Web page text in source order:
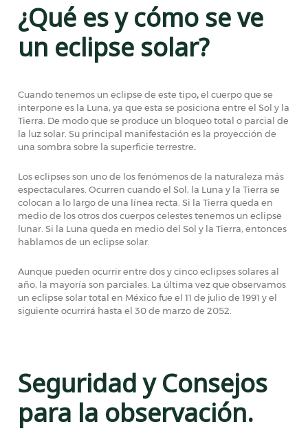
¿Qué es y cómo se ve
un eclipse solar?
Cuando tenemos un eclipse de este tipo,el cuerpo que se
interpone es la Luna, ya que esta se posiciona entre el Sol y la
Tierra. De modo que se produce un bloqueo total o parcial de
la luz solar. Su principal manifestación es la proyección de
una sombra sobre la superficie terrestre.
Los eclipses son uno de los fenómenos de la naturaleza más
espectaculares. Ocurren cuando el Sol, la Luna y la Tierra se
colocan a lo largo de una línea recta. Si la Tierra queda en
medio de los otros dos cuerpos celestes tenemos un eclipse
lunar. Si la Luna queda en medio del Sol y la Tierra, entonces
hablamos de un eclipse solar.
Aunque pueden ocurrir entre dos y cinco eclipses solares al
año, la mayoría son parciales. La última vez que observamos
un eclipse solar total en México fue el 11 de julio de 1991 y el
siguiente ocurrirá hasta el 30 de marzo de 2052.
Seguridad y Consejos
para la observación.